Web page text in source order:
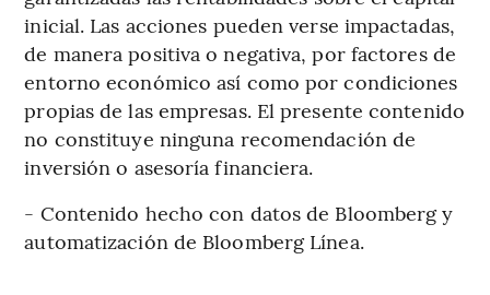
inicial. Las acciones pueden verse impactadas,
de manera positiva o negativa, por factores de
entorno económico así como por condiciones
propias de las empresas. El presente contenido
no constituye ninguna recomendación de
inversión o asesoría financiera.
- Contenido hecho con datos de Bloomberg y
automatización de Bloomberg Línea.